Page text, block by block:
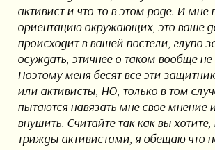
активист и что-то в этом роде. И мне
ориентацию окружающих, это ваше
происходит в вашей постели, глупо
осуждать, этичнее о таком вообще
Поэтому меня бесят все эти
или активисты, НО, только в том
пытаются навязать мне свое мнение
внушить. Считайте так как вы хотите,
трижды активистами, я обещаю что